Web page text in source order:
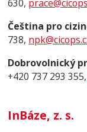
630,
Čeština pro
738,
Dobrovolnický
+420 737 293
InBáze, z. s.